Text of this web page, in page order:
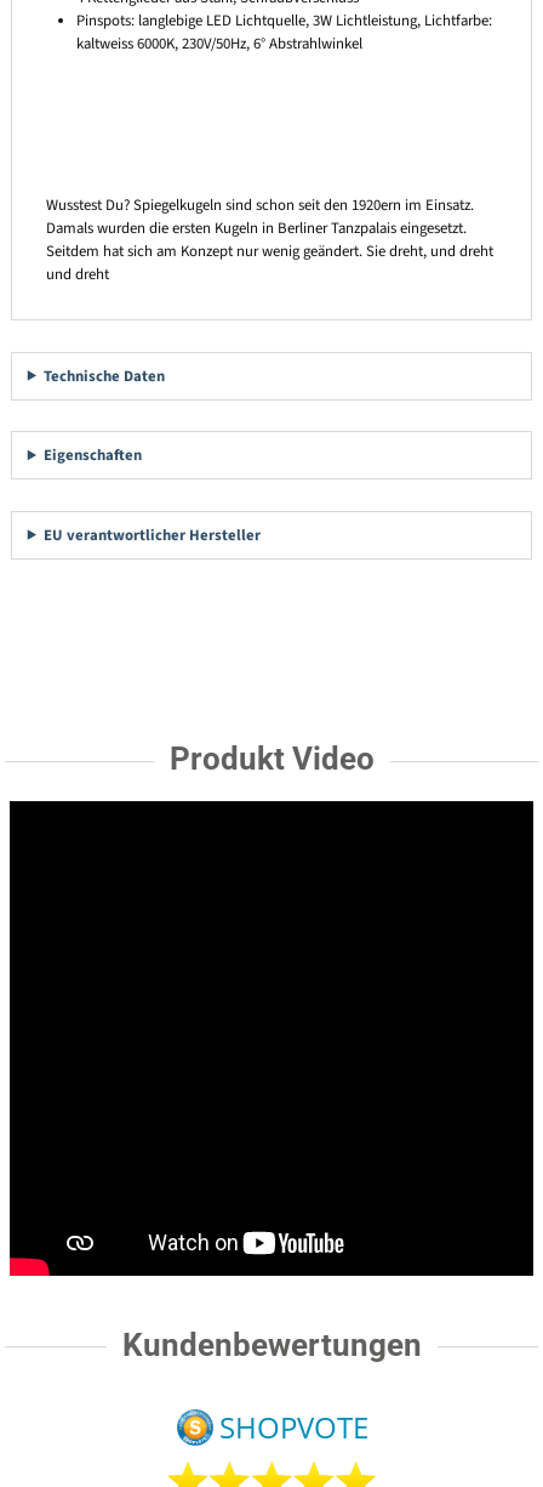
Pinspots: langlebige LED Lichtquelle, 3W Lichtleistung, Lichtfarbe:
kaltweiss 6000K, 230V/50Hz, 6° Abstrahlwinkel
Wusstest Du? Spiegelkugeln sind schon seit den 1920ern im Einsatz.
Damals wurden die ersten Kugeln in Berliner Tanzpalais eingesetzt.
Seitdem hat sich am Konzept nur wenig geändert. Sie dreht, und dreht
und dreht
Technische Daten
Eigenschaften
EU verantwortlicher Hersteller
Produkt Video
Kundenbewertungen